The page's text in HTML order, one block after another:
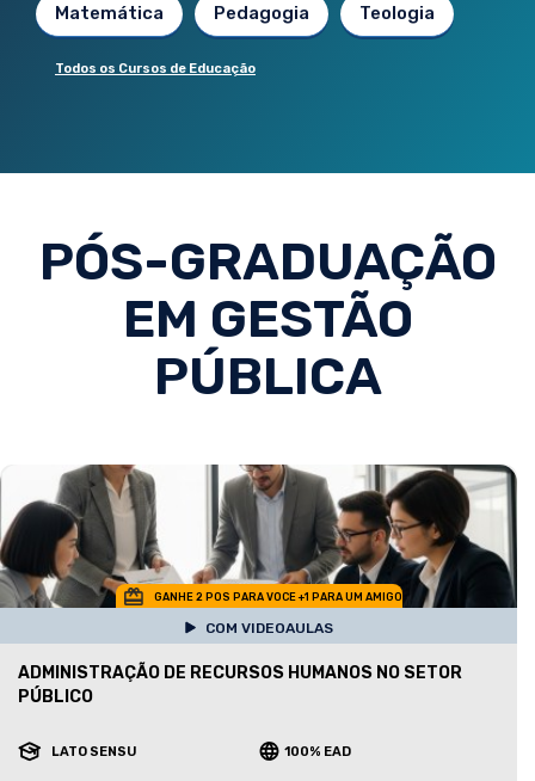
Matemática Pedagogia Teologia
Todos os Cursos de Educação
PÓS-GRADUAÇÃO
EM GESTÃO
PÚBLICA
GANHE 2 POS PARA VOCE +1 PARA UM AMIGO
COM VIDEOAULAS
ADMINISTRAÇÃO DE RECURSOS HUMANOS NO SETOR
PÚBLICO
LATO SENSU 100% EAD